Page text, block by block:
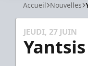
Accueil Nouvelles
JEUDI, 27 JUIN